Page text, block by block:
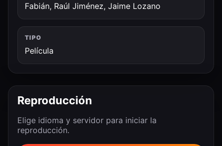
Fabián, Raúl Jiménez, Jaime Lozano
TIPO
Película
Reproducción
Elige idioma y servidor para iniciar la
reproducción.